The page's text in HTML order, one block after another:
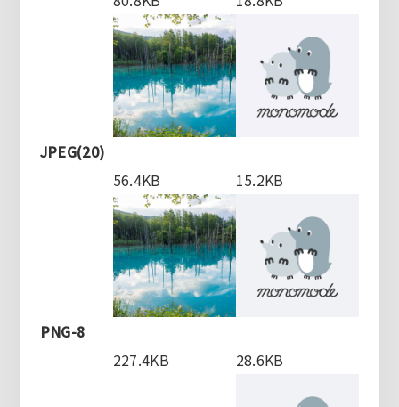
JPEG(20)
56.4KB
15.2KB
PNG-8
227.4KB
28.6KB